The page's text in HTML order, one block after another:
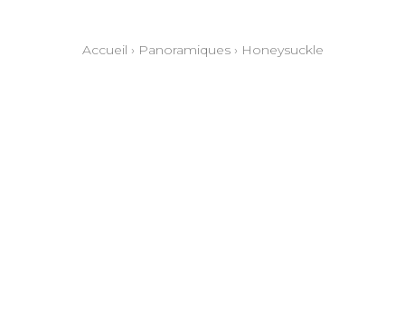
Accueil › Panoramiques› Honeysuckle